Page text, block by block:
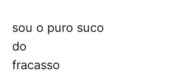
sou o puro suco
do
fracasso